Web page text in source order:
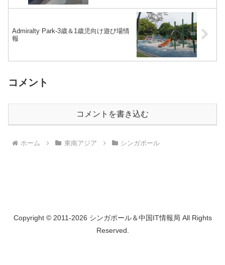
Admiralty Park-3歳＆1歳児向け遊び場情
報
コメント
コメントを書き込む
ホーム 東南アジア シンガポール
Copyright © 2011-2026 シンガポール＆中国IT情報局 All Rights
Reserved.